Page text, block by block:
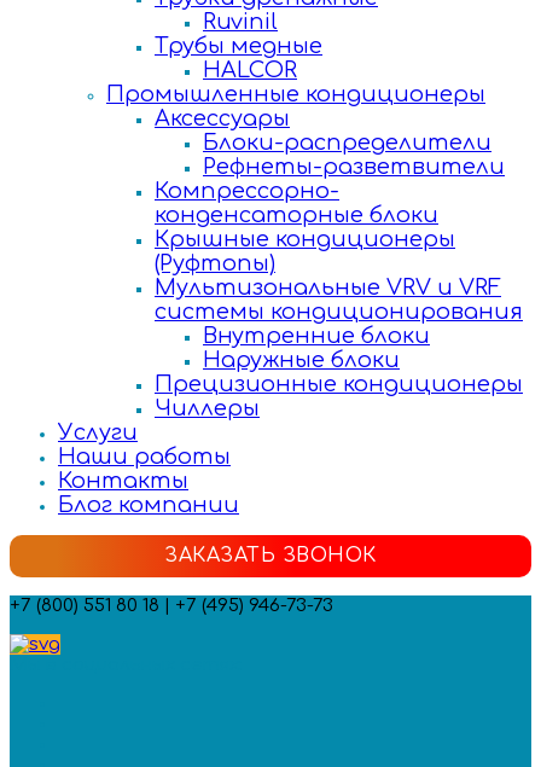
Ruvinil
Трубы медные
HALCOR
Промышленные кондиционеры
Аксессуары
Блоки-распределители
Рефнеты-разветвители
Компрессорно-
конденсаторные блоки
Крышные кондиционеры
(Руфтопы)
Мультизональные VRV и VRF
системы кондиционирования
Внутренние блоки
Наружные блоки
Прецизионные кондиционеры
Чиллеры
Услуги
Наши работы
Контакты
Блог компании
ЗАКАЗАТЬ ЗВОНОК
+7 (800) 551 80 18 | +7 (495) 946-73-73